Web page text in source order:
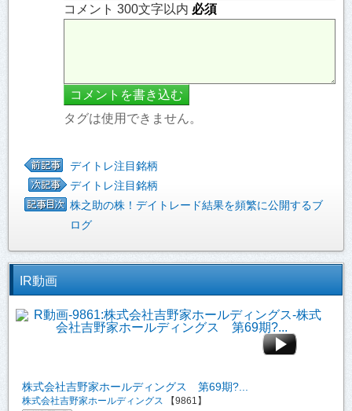
コメント 300文字以内 必須
タグは使用できません。
デイトレ注目銘柄
デイトレ注目銘柄
株之助の株！デイトレード結果を頻繁に公開するブ
ログ
IR動画
株式会社吉野家ホールディングス 第69期?...
株式会社吉野家ホールディングス 【9861】